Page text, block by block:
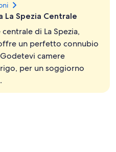
2 Camere Doppie Comunicanti |
La Spezia Centrale
di La Spezia,
un perfetto connubio
camere
per un soggiorno